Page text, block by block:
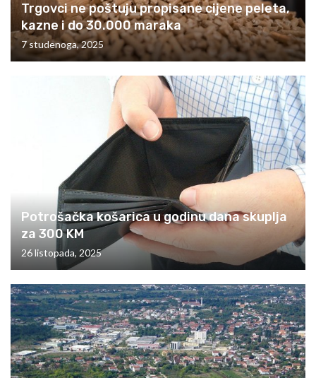
Trgovci ne poštuju propisane cijene peleta,
kazne i do 30.000 maraka
7 studenoga, 2025
Potrošačka košarica u godinu dana skuplja
za 300 KM
26 listopada, 2025